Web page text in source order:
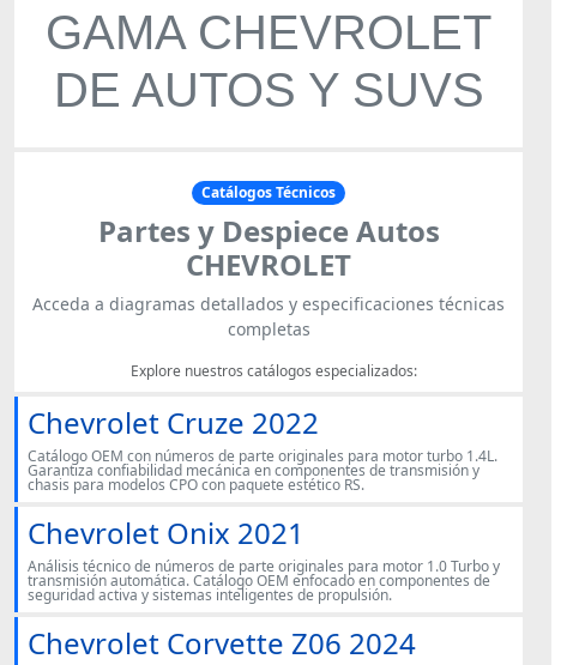
GAMA CHEVROLET
DE AUTOS Y SUVS
Catálogos Técnicos
Partes y Despiece Autos
CHEVROLET
Acceda a diagramas detallados y especificaciones técnicas
completas
Explore nuestros catálogos especializados:
Chevrolet Cruze 2022
Catálogo OEM con números de parte originales para motor turbo 1.4L.
Garantiza confiabilidad mecánica en componentes de transmisión y
chasis para modelos CPO con paquete estético RS.
Chevrolet Onix 2021
Análisis técnico de números de parte originales para motor 1.0 Turbo y
transmisión automática. Catálogo OEM enfocado en componentes de
seguridad activa y sistemas inteligentes de propulsión.
Chevrolet Corvette Z06 2024